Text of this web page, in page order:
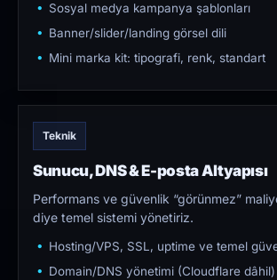
Sosyal medya kampanya şablonları
Banner/slider/landing görsel dili
Mini marka kit: tipografi, renk, standart
Teknik
Sunucu, DNS & E-posta Altyapısı
Performans ve güvenlik “görünmez”
diye temel sistemi yönetiriz.
Hosting/VPS, SSL, uptime ve temel
Domain/DNS yönetimi (Cloudflare dâhil)